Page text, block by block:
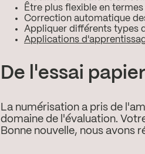
Être plus flexible en
Correction automatique
Appliquer différents types
Applications
De l'essai
La numérisation a pris de
domaine de l'évaluation.
Bonne nouvelle, nous avons